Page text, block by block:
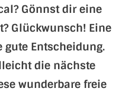
Gönnst dir eine
Glückwunsch! Eine
Entscheidung.
die nächste
wunderbare freie